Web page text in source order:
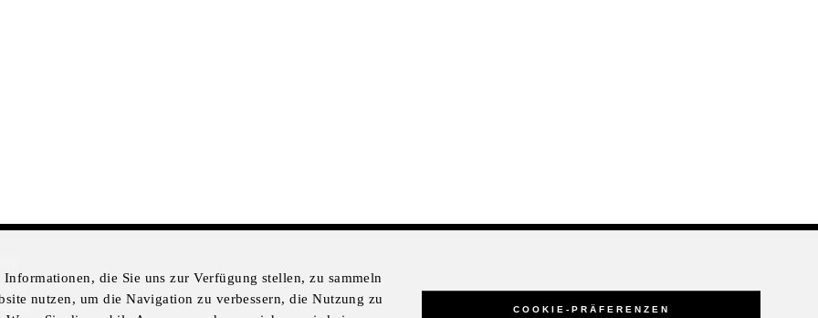
die Sie uns zur Verfügung stellen, zu sammeln
nutzen, um die Navigation zu verbessern, die Nutzung zu
COOKIE-PRÄFERENZEN